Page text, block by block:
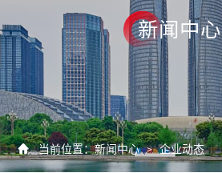
新闻 中心
 当前位置：新闻中心 > 企业动态